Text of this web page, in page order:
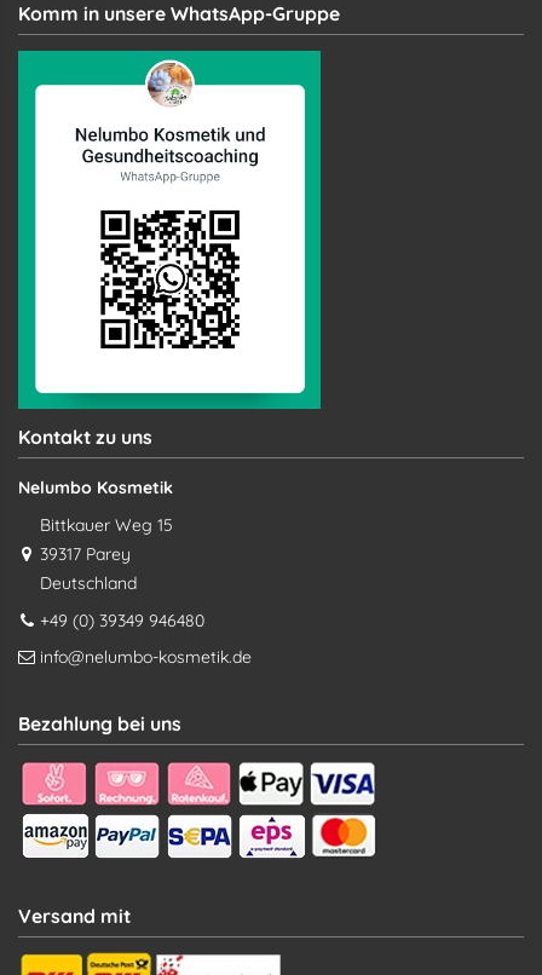
Komm in unsere WhatsApp-Gruppe
Kontakt zu uns
Nelumbo Kosmetik
Bittkauer Weg 15
39317 Parey
Deutschland
+49 (0) 39349 946480
info@nelumbo-kosmetik.de
Bezahlung bei uns
Versand mit